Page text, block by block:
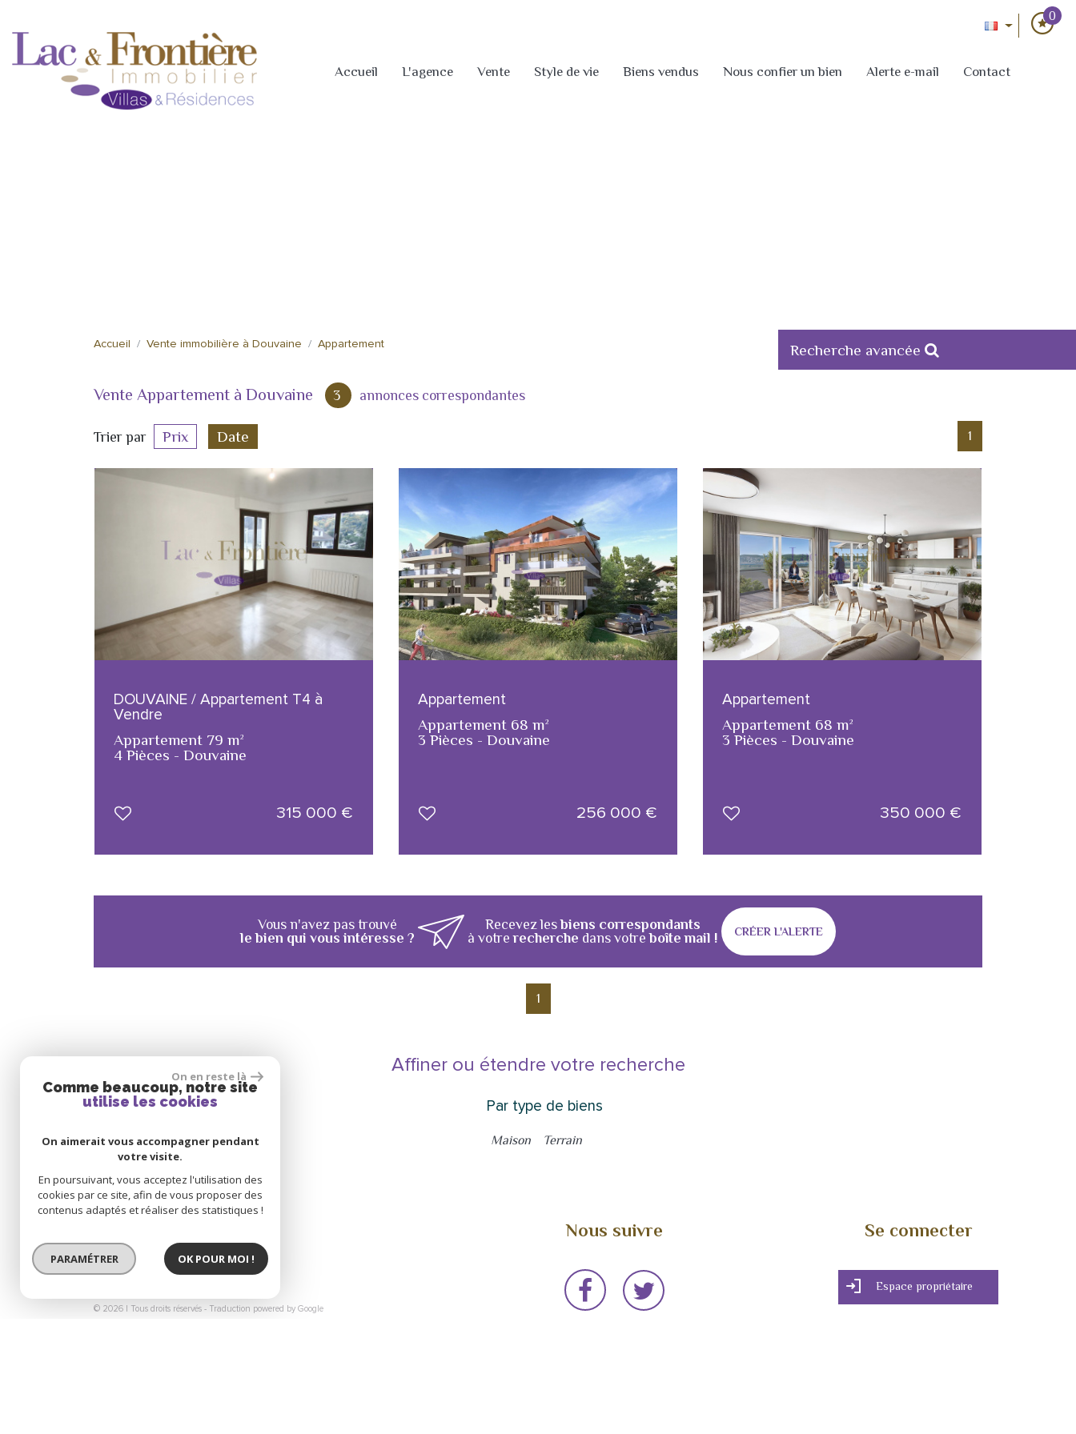
Accueil L'agence Vente Style de vie Biens vendus Nous confier un bien Alerte e-mail Contact
0
Accueil Vente immobilière à Douvaine Appartement Recherche avancée
Vente Appartement à Douvaine 3 annonces correspondantes
Trier par Prix Date 1
DOUVAINE / Appartement T4 à
Vendre
Appartement 79 m²
4 Pièces - Douvaine
315 000 €
Appartement
Appartement 68 m²
3 Pièces - Douvaine
256 000 €
Appartement
Appartement 68 m²
3 Pièces - Douvaine
350 000 €
Vous n'avez pas trouvé
le bien qui vous intéresse ?
Recevez lesbiens correspondants
à votrerecherche dans votreboîte mail ! CRÉER L'ALERTE
1
Affiner ou étendre votre recherche
Par type de biens
Maison Terrain
© 2026 | Tous droits réservés - Traduction powered by Google
Nous suivre Se connecter
Espace propriétaire
On en reste là
Comme beaucoup, notre site
utilise les cookies
On aimerait vous accompagner pendant
votre visite.
En poursuivant, vous acceptez l'utilisation des
cookies par ce site, afin de vous proposer des
contenus adaptés et réaliser des statistiques !
PARAMÉTRER OK POUR MOI !